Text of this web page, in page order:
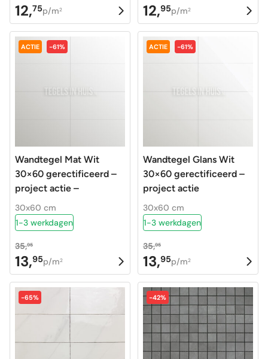
Oorspronkelijke
prijs
was:
35,95.
12,75
Huidige
prijs
is:
12,75.
p/m2
Oorspronkelijke
prijs
was:
35,50.
12,95
Huidige
prijs
is:
12,95.
p/m2
ACTIE -61%
Wandtegel Mat Wit
30×60 gerectificeerd –
project actie –
30x60 cm
1-3 werkdagen
35,95
Oorspronkelijke
prijs
was:
35,95.
13,95
Huidige
prijs
is:
13,95.
p/m2
ACTIE -61%
Wandtegel Glans Wit
30×60 gerectificeerd –
project actie
30x60 cm
1-3 werkdagen
35,95
Oorspronkelijke
prijs
was:
35,95.
13,95
Huidige
prijs
is:
13,95.
p/m2
-65% -42%